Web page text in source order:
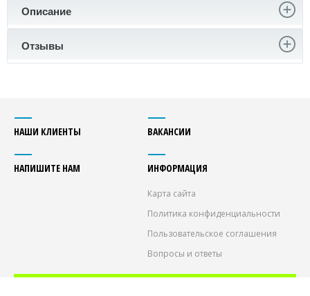
Описание
Отзывы
НАШИ КЛИЕНТЫ ВАКАНСИИ
НАПИШИТЕ НАМ ИНФОРМАЦИЯ
Карта сайта
Политика конфиденциальности
Пользовательское соглашения
Вопросы и ответы